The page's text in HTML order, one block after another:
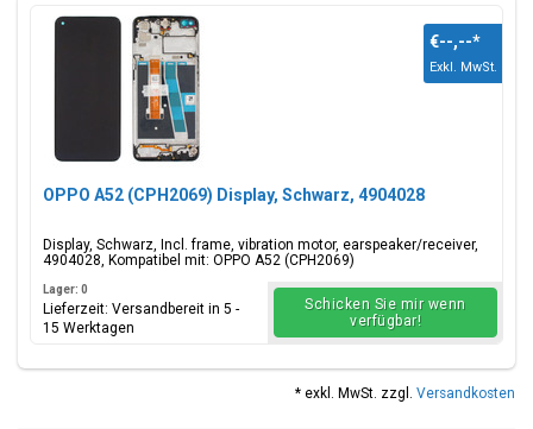
OPPO A52 (CPH2069) Display, Schwarz, 4904028
Display, Schwarz, Incl. frame, vibration motor, earspeaker/receiver,
4904028, Kompatibel mit: OPPO A52 (CPH2069)
€--,--*
Exkl. MwSt.
Lager: 0
Lieferzeit: Versandbereit in 5 -
15 Werktagen
Schicken Sie mir wenn
verfügbar!
* exkl. MwSt. zzgl. Versandkosten